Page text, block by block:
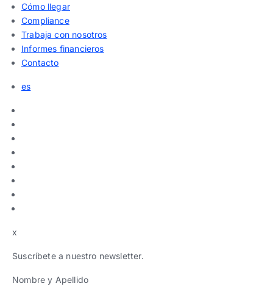
Cómo llegar
Compliance
Trabaja con nosotros
Informes financieros
Contacto
es
x
Suscríbete a nuestro newsletter.
Nombre y Apellido